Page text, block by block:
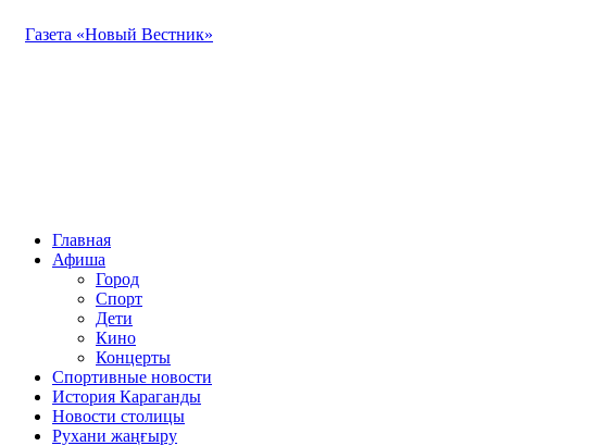
Газета «Новый Вестник»
Главная
Афиша
Город
Спорт
Дети
Кино
Концерты
Спортивные новости
История Караганды
Новости столицы
Рухани жаңғыру